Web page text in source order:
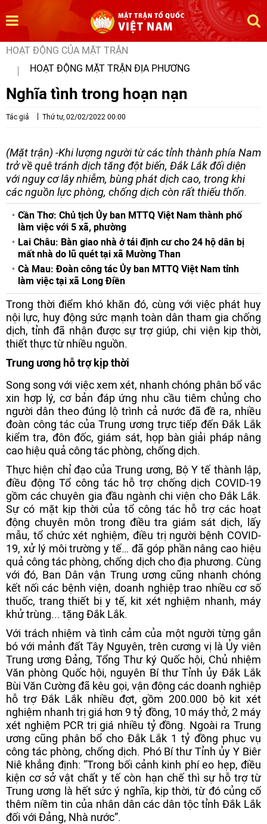
HOẠT ĐỘNG CỦA MẶT TRẬN
HOẠT ĐỘNG MẶT TRẬN ĐỊA PHƯƠNG
Nghĩa tình trong hoạn nạn
Tác giả Thứ tư, 02/02/2022 00:00
(Mặt trận) -Khi lượng người từ các tỉnh thành phía Nam
trở về quê tránh dịch tăng đột biến, Đắk Lắk đối diện
với nguy cơ lây nhiễm, bùng phát dịch cao, trong khi
các nguồn lực phòng, chống dịch còn rất thiếu thốn.
Cần Thơ: Chủ tịch Ủy ban MTTQ Việt Nam thành phố
làm việc với 5 xã, phường
Lai Châu: Bàn giao nhà ở tái định cư cho 24 hộ dân bị
mất nhà do lũ quét tại xã Mường Than
Cà Mau: Đoàn công tác Ủy ban MTTQ Việt Nam tỉnh
làm việc tại xã Long Điền
Trong thời điểm khó khăn đó, cùng với việc phát huy
nội lực, huy động sức mạnh toàn dân tham gia chống
dịch, tỉnh đã nhận được sự trợ giúp, chi viện kịp thời,
thiết thực từ nhiều nguồn.
Trung ương hỗ trợ kịp thời
Song song với việc xem xét, nhanh chóng phân bổ vắc
xin hợp lý, cơ bản đáp ứng nhu cầu tiêm chủng cho
người dân theo đúng lộ trình cả nước đã đề ra, nhiều
đoàn công tác của Trung ương trực tiếp đến Đắk Lắk
kiểm tra, đôn đốc, giám sát, họp bàn giải pháp nâng
cao hiệu quả công tác phòng, chống dịch.
Thực hiện chỉ đạo của Trung ương, Bộ Y tế thành lập,
điều động Tổ công tác hỗ trợ chống dịch COVID-19
gồm các chuyên gia đầu ngành chi viện cho Đắk Lắk.
Sự có mặt kịp thời của tổ công tác hỗ trợ các hoạt
động chuyên môn trong điều tra giám sát dịch, lấy
mẫu, tổ chức xét nghiệm, điều trị người bệnh COVID-
19, xử lý môi trường y tế… đã góp phần nâng cao hiệu
quả công tác phòng, chống dịch cho địa phương. Cùng
với đó, Ban Dân vận Trung ương cũng nhanh chóng
kết nối các bệnh viện, doanh nghiệp trao nhiều cơ số
thuốc, trang thiết bị y tế, kit xét nghiệm nhanh, máy
khử trùng... tặng Đắk Lắk.
Với trách nhiệm và tình cảm của một người từng gắn
bó với mảnh đất Tây Nguyên, trên cương vị là Ủy viên
Trung ương Đảng, Tổng Thư ký Quốc hội, Chủ nhiệm
Văn phòng Quốc hội, nguyên Bí thư Tỉnh ủy Đắk Lắk
Bùi Văn Cường đã kêu gọi, vận động các doanh nghiệp
hỗ trợ Đắk Lắk nhiều đợt, gồm 200.000 bộ kit xét
nghiệm nhanh trị giá hơn 9 tỷ đồng, 10 máy thở, 2 máy
xét nghiệm PCR trị giá nhiều tỷ đồng. Ngoài ra Trung
ương cũng phân bổ cho Đắk Lắk 1 tỷ đồng phục vụ
công tác phòng, chống dịch. Phó Bí thư Tỉnh ủy Y Biêr
Niê khẳng định: “Trong bối cảnh kinh phí eo hẹp, điều
kiện cơ sở vật chất y tế còn hạn chế thì sự hỗ trợ từ
Trung ương là hết sức ý nghĩa, kịp thời, từ đó củng cố
thêm niềm tin của nhân dân các dân tộc tỉnh Đắk Lắk
đối với Đảng, Nhà nước”.